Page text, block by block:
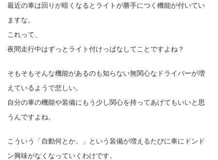
最近の車は回りが暗くなるとライトが勝手につく機能が付いてい
ますな。
これって、
夜間走行中はずっとライト付けっぱなしてことですよね？
そもそもそんな機能があるのも知らない無関心なドライバーが増
えているようで悲しい。
自分の車の機能や装備にもう少し関心を持ってあげてもいいと思
うんですよね。
こういう「自動何とか。」という装備が増えるたびに車にドンド
ン興味がなくなっていくわけです。